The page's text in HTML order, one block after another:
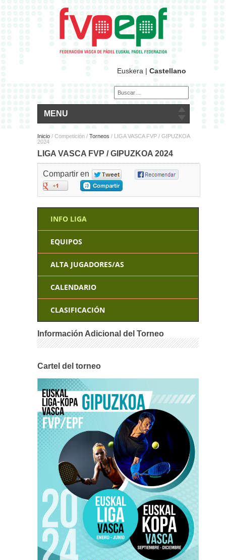
Euskera | Castellano
MENU
Inicio / Competición / Torneos / LIGA VASCA FVP / GIPUZKOA
2024
LIGA VASCA FVP / GIPUZKOA 2024
Compartir en
INFO LIGA
EQUIPOS
ALTA JUGADORES/AS
CALENDARIO
CLASIFICACIÓN
Información Adicional del Torneo
Cartel del torneo